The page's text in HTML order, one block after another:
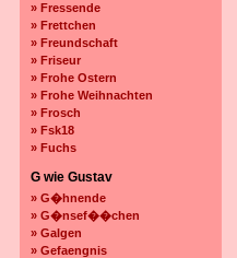
» Fressende
» Frettchen
» Freundschaft
» Friseur
» Frohe Ostern
» Frohe Weihnachten
» Frosch
» Fsk18
» Fuchs
G wie Gustav
» G�hnende
» G�nsef��chen
» Galgen
» Gefaengnis